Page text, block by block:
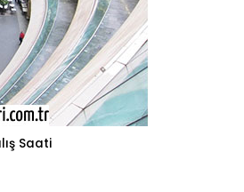
Saati